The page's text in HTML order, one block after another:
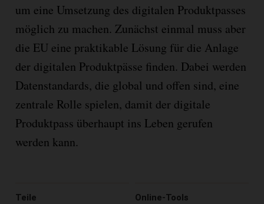
um eine Umsetzung des digitalen Produktpasses
möglich zu machen. Zunächst einmal muss aber
die EU eine praktikable Lösung für die Anlage
der digitalen Produktpässe finden. Dabei werden
Datenstandards, die global und offen sind, eine
zentrale Rolle spielen, damit der digitale
Produktpass überhaupt ins Leben gerufen
werden kann.
Online-Tools
Teile